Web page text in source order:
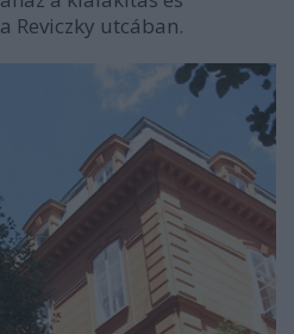
Reviczky utcában.